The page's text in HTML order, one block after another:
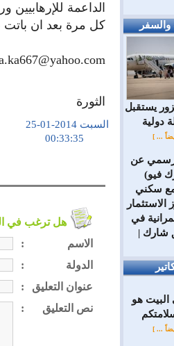
الداعمة
كل مرة بعد ان باتت
الثورة
السبت 2014-01-25
هل ترغب في التعليق على الموضوع ؟
:
الاسم
:
الدولة
:
عنوان التعليق
:
نص التعليق
والسفر
يستقبل
دولية
... ]
عن
فيو)
سكني
الاستثمار
في
شارك |
البيت هو
... ]